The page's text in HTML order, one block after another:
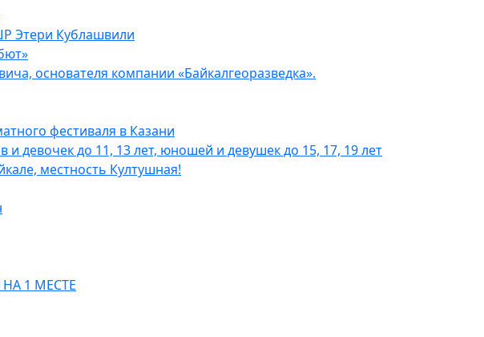
Этери Кублашвили
основателя компании «Байкалгеоразведка».
фестиваля в Казани
девочек до 11, 13 лет, юношей и девушек до 15, 17, 19 лет
местность Култушная!
1 МЕСТЕ